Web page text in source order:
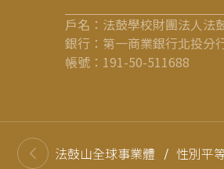
戶名：法鼓學校財團法人法
銀行：第一商業銀行北投分
帳號：191-50-511688
法鼓山全球事業體 / 性別平